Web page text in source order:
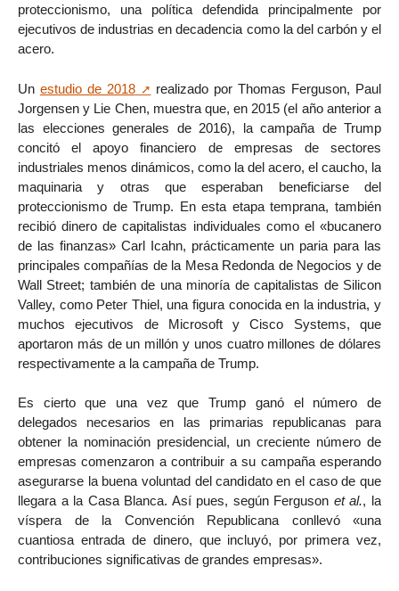
proteccionismo, una política defendida principalmente por
ejecutivos de industrias en decadencia como la del carbón y el
acero.
Un estudio de 2018
realizado por Thomas Ferguson, Paul
Jorgensen y Lie Chen, muestra que, en 2015 (el año anterior a
las elecciones generales de 2016), la campaña de Trump
concitó el apoyo financiero de empresas de sectores
industriales menos dinámicos, como la del acero, el caucho, la
maquinaria y otras que esperaban beneficiarse del
proteccionismo de Trump. En esta etapa temprana, también
recibió dinero de capitalistas individuales como el «bucanero
de las finanzas» Carl Icahn, prácticamente un paria para las
principales compañías de la Mesa Redonda de Negocios y de
Wall Street; también de una minoría de capitalistas de Silicon
Valley, como Peter Thiel, una figura conocida en la industria, y
muchos ejecutivos de Microsoft y Cisco Systems, que
aportaron más de un millón y unos cuatro millones de dólares
respectivamente a la campaña de Trump.
Es cierto que una vez que Trump ganó el número de
delegados necesarios en las primarias republicanas para
obtener la nominación presidencial, un creciente número de
empresas comenzaron a contribuir a su campaña esperando
asegurarse la buena voluntad del candidato en el caso de que
llegara a la Casa Blanca. Así pues, según Ferguson et al., la
víspera de la Convención Republicana conllevó «una
cuantiosa entrada de dinero, que incluyó, por primera vez,
contribuciones significativas de grandes empresas».